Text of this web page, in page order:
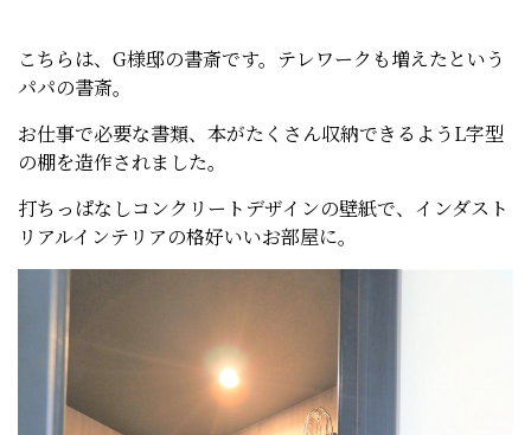
こちらは、G様邸の書斎です。テレワークも増えたという
パパの書斎。
お仕事で必要な書類、本がたくさん収納できるようL字型
の棚を造作されました。
打ちっぱなしコンクリートデザインの壁紙で、インダスト
リアルインテリアの格好いいお部屋に。